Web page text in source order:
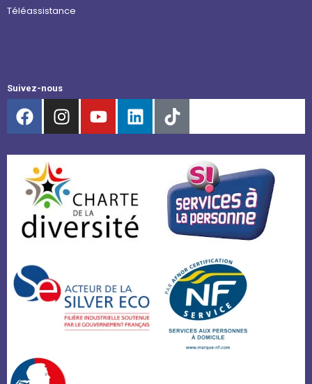
Téléassistance
Suivez-nous